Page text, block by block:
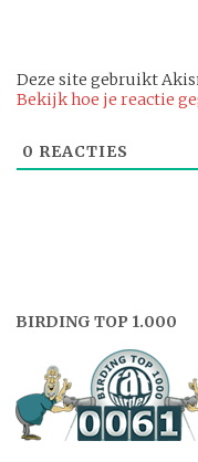
Deze site gebruikt
Bekijk hoe je reactie
0 REACTIES
BIRDING TOP 1.000